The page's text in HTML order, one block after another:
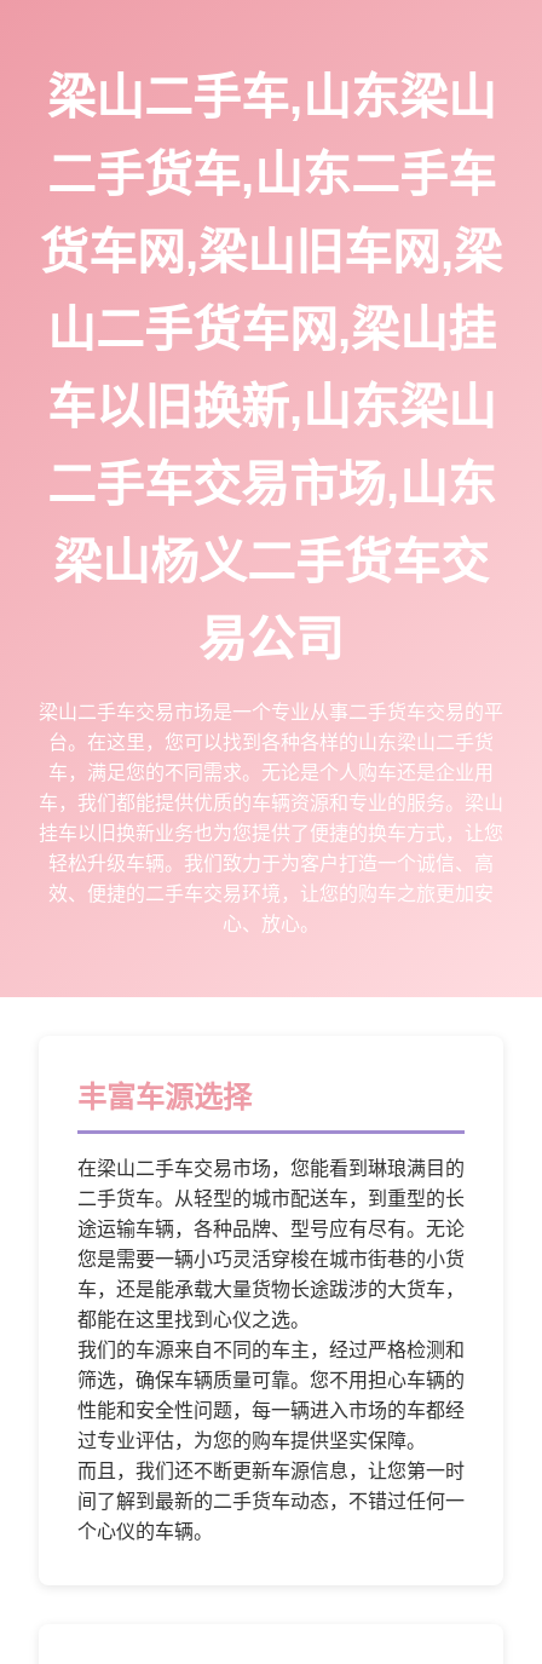
梁山二手车,山东梁山
二手货车,山东二手车
货车网,梁山旧车网,梁
山二手货车网,梁山挂
车以旧换新,山东梁山
二手车交易市场,山东
梁山杨义二手货车交
易公司
梁山二手车交易市场是一个专业从事二手货车交易的平
台。在这里，您可以找到各种各样的山东梁山二手货
车，满足您的不同需求。无论是个人购车还是企业用
车，我们都能提供优质的车辆资源和专业的服务。梁山
挂车以旧换新业务也为您提供了便捷的换车方式，让您
轻松升级车辆。我们致力于为客户打造一个诚信、高
效、便捷的二手车交易环境，让您的购车之旅更加安
心、放心。
丰富车源选择
在梁山二手车交易市场，您能看到琳琅满目的
二手货车。从轻型的城市配送车，到重型的长
途运输车辆，各种品牌、型号应有尽有。无论
您是需要一辆小巧灵活穿梭在城市街巷的小货
车，还是能承载大量货物长途跋涉的大货车，
都能在这里找到心仪之选。
我们的车源来自不同的车主，经过严格检测和
筛选，确保车辆质量可靠。您不用担心车辆的
性能和安全性问题，每一辆进入市场的车都经
过专业评估，为您的购车提供坚实保障。
而且，我们还不断更新车源信息，让您第一时
间了解到最新的二手货车动态，不错过任何一
个心仪的车辆。